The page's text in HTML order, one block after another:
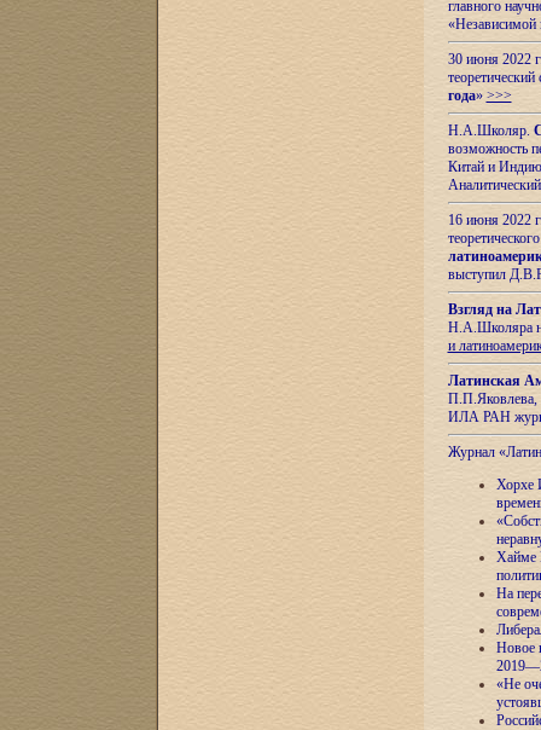
главного
«Независимой
30 июня 2022
года» >>>
Н.А.Школяр.
возможность
Китай и
16 июня 2022
выступил
Взгляд на
Н.А.Школяра
и
Латинская
П.П.Яковлева,
ИЛА РАН
Журнал
Хорхе
Хайме
На
Новое
«Не